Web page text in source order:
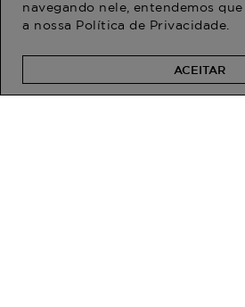
navegando nele, entendemos
a nossa Política de Privacidade
ACEITAR